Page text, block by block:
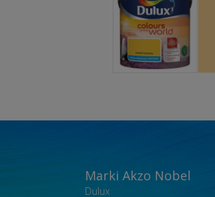
Marki Akzo Nobel
Dulux